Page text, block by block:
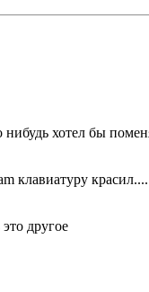
нибудь хотел бы
клавиатуру красил....
другое